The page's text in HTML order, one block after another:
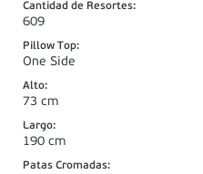
Cantidad de Resortes:
609
Pillow Top:
One Side
Alto:
73 cm
Largo:
190 cm
Patas Cromadas: